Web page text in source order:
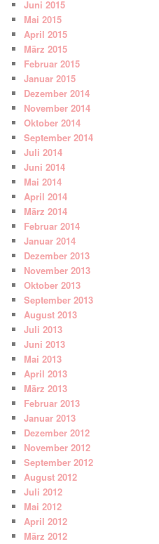
Juni 2015
Mai 2015
April 2015
März 2015
Februar 2015
Januar 2015
Dezember 2014
November 2014
Oktober 2014
September 2014
Juli 2014
Juni 2014
Mai 2014
April 2014
März 2014
Februar 2014
Januar 2014
Dezember 2013
November 2013
Oktober 2013
September 2013
August 2013
Juli 2013
Juni 2013
Mai 2013
April 2013
März 2013
Februar 2013
Januar 2013
Dezember 2012
November 2012
September 2012
August 2012
Juli 2012
Mai 2012
April 2012
März 2012